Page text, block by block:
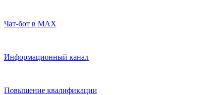
Чат-бот в MAX
Информационный канал
Повышение квалификации